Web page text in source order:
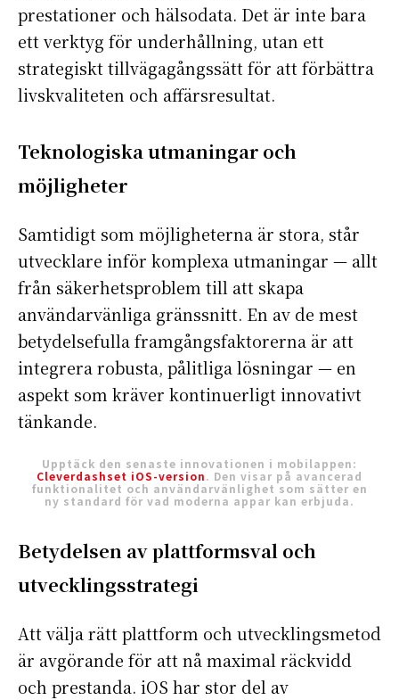
prestationer och hälsodata. Det är inte bara
ett verktyg för underhållning, utan ett
strategiskt tillvägagångssätt för att förbättra
livskvaliteten och affärsresultat.
Teknologiska utmaningar och
möjligheter
Samtidigt som möjligheterna är stora, står
utvecklare inför komplexa utmaningar — allt
från säkerhetsproblem till att skapa
användarvänliga gränssnitt. En av de mest
betydelsefulla framgångsfaktorerna är att
integrera robusta, pålitliga lösningar — en
aspekt som kräver kontinuerligt innovativt
tänkande.
Upptäck den senaste innovationen i mobilappen:
Cleverdashset iOS-version. Den visar på avancerad
funktionalitet och användarvänlighet som sätter en
ny standard för vad moderna appar kan erbjuda.
Betydelsen av plattformsval och
utvecklingsstrategi
Att välja rätt plattform och utvecklingsmetod
är avgörande för att nå maximal räckvidd
och prestanda. iOS har stor del av